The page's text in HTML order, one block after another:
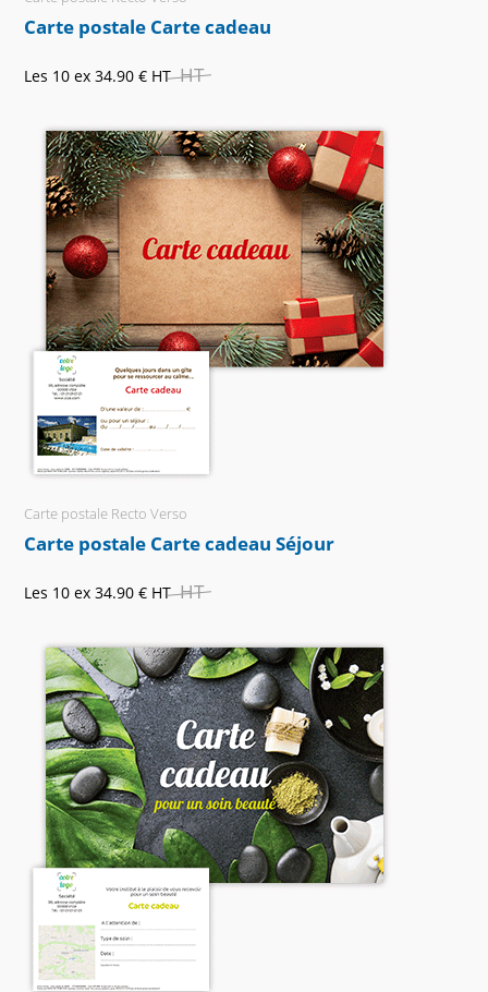
Carte postale Carte cadeau
Les 10 ex 34.90 € HT HT
Carte postale Recto Verso
Carte postale Carte cadeau Séjour
Les 10 ex 34.90 € HT HT